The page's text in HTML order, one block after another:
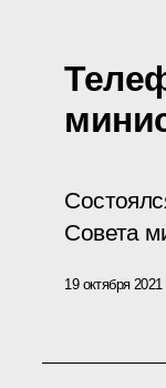
Совета
19 октября 2021